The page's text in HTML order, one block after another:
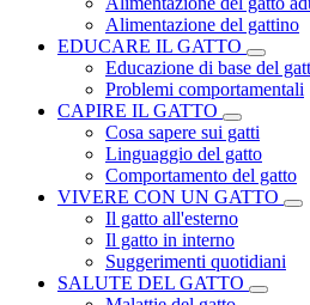
Alimentazione del gattino
EDUCARE IL GATTO
Educazione di base del
Problemi comportamentali
CAPIRE IL GATTO
Cosa sapere sui gatti
Linguaggio del gatto
Comportamento del gatto
VIVERE CON UN GATTO
Il gatto all'esterno
Il gatto in interno
Suggerimenti quotidiani
SALUTE DEL GATTO